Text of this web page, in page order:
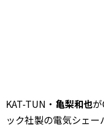
KAT-TUN・ 亀梨和也
ック社製の電気シェー